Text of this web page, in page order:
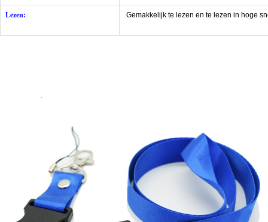
Lezen: Gemakkelijk te lezen en te lezen in hoge